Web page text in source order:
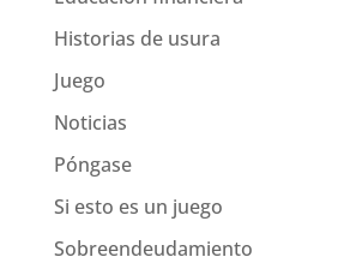
Historias de usura
Juego
Noticias
Póngase
Si esto es un juego
Sobreendeudamiento